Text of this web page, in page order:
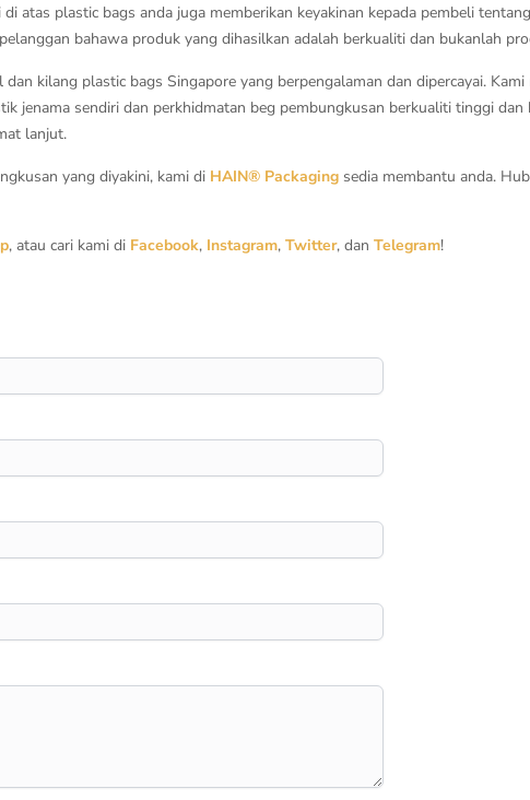
atas plastic bags anda juga memberikan keyakinan kepada pembeli
bahawa produk yang dihasilkan adalah berkualiti dan bukanlah
dan kilang plastic bags Singapore yang berpengalaman dan dipercayai.
jenama sendiri dan perkhidmatan beg pembungkusan berkualiti tinggi
lanjut.
yang diyakini, kami di HAIN® Packaging sedia membantu anda.
, atau cari kami di Facebook, Instagram,Twitter, danTelegram!